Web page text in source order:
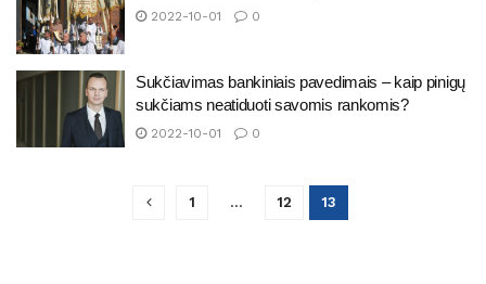
2022-10-01 0
Sukčiavimas bankiniais pavedimais – kaip pinigų
sukčiams neatiduoti savomis rankomis?
2022-10-01 0
1 … 12 13